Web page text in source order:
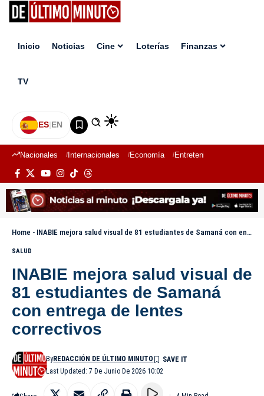
Inicio Noticias Cine Loterías Finanzas
TV
ES|EN
Nacionales Internacionales Economía Entretenimiento
Home - INABIE mejora salud visual de 81 estudiantes de Samaná con entrega de lentes correctivos
SALUD
INABIE mejora salud visual de
81 estudiantes de Samaná
con entrega de lentes
correctivos
Last Updated: 7 De Junio De 2026 10:02
ByREDACCIÓN DE ÚLTIMO MINUTO